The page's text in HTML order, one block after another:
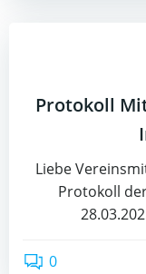
Protokoll
Liebe
Protokoll
0